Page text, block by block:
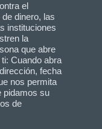
el
dinero, las
instituciones
la
que abre
Cuando abra
fecha
nos permita
pidamos su
de